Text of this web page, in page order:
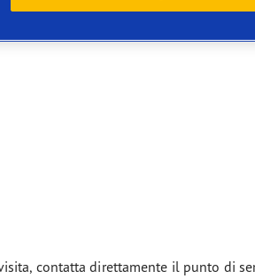
contatta direttamente il punto di